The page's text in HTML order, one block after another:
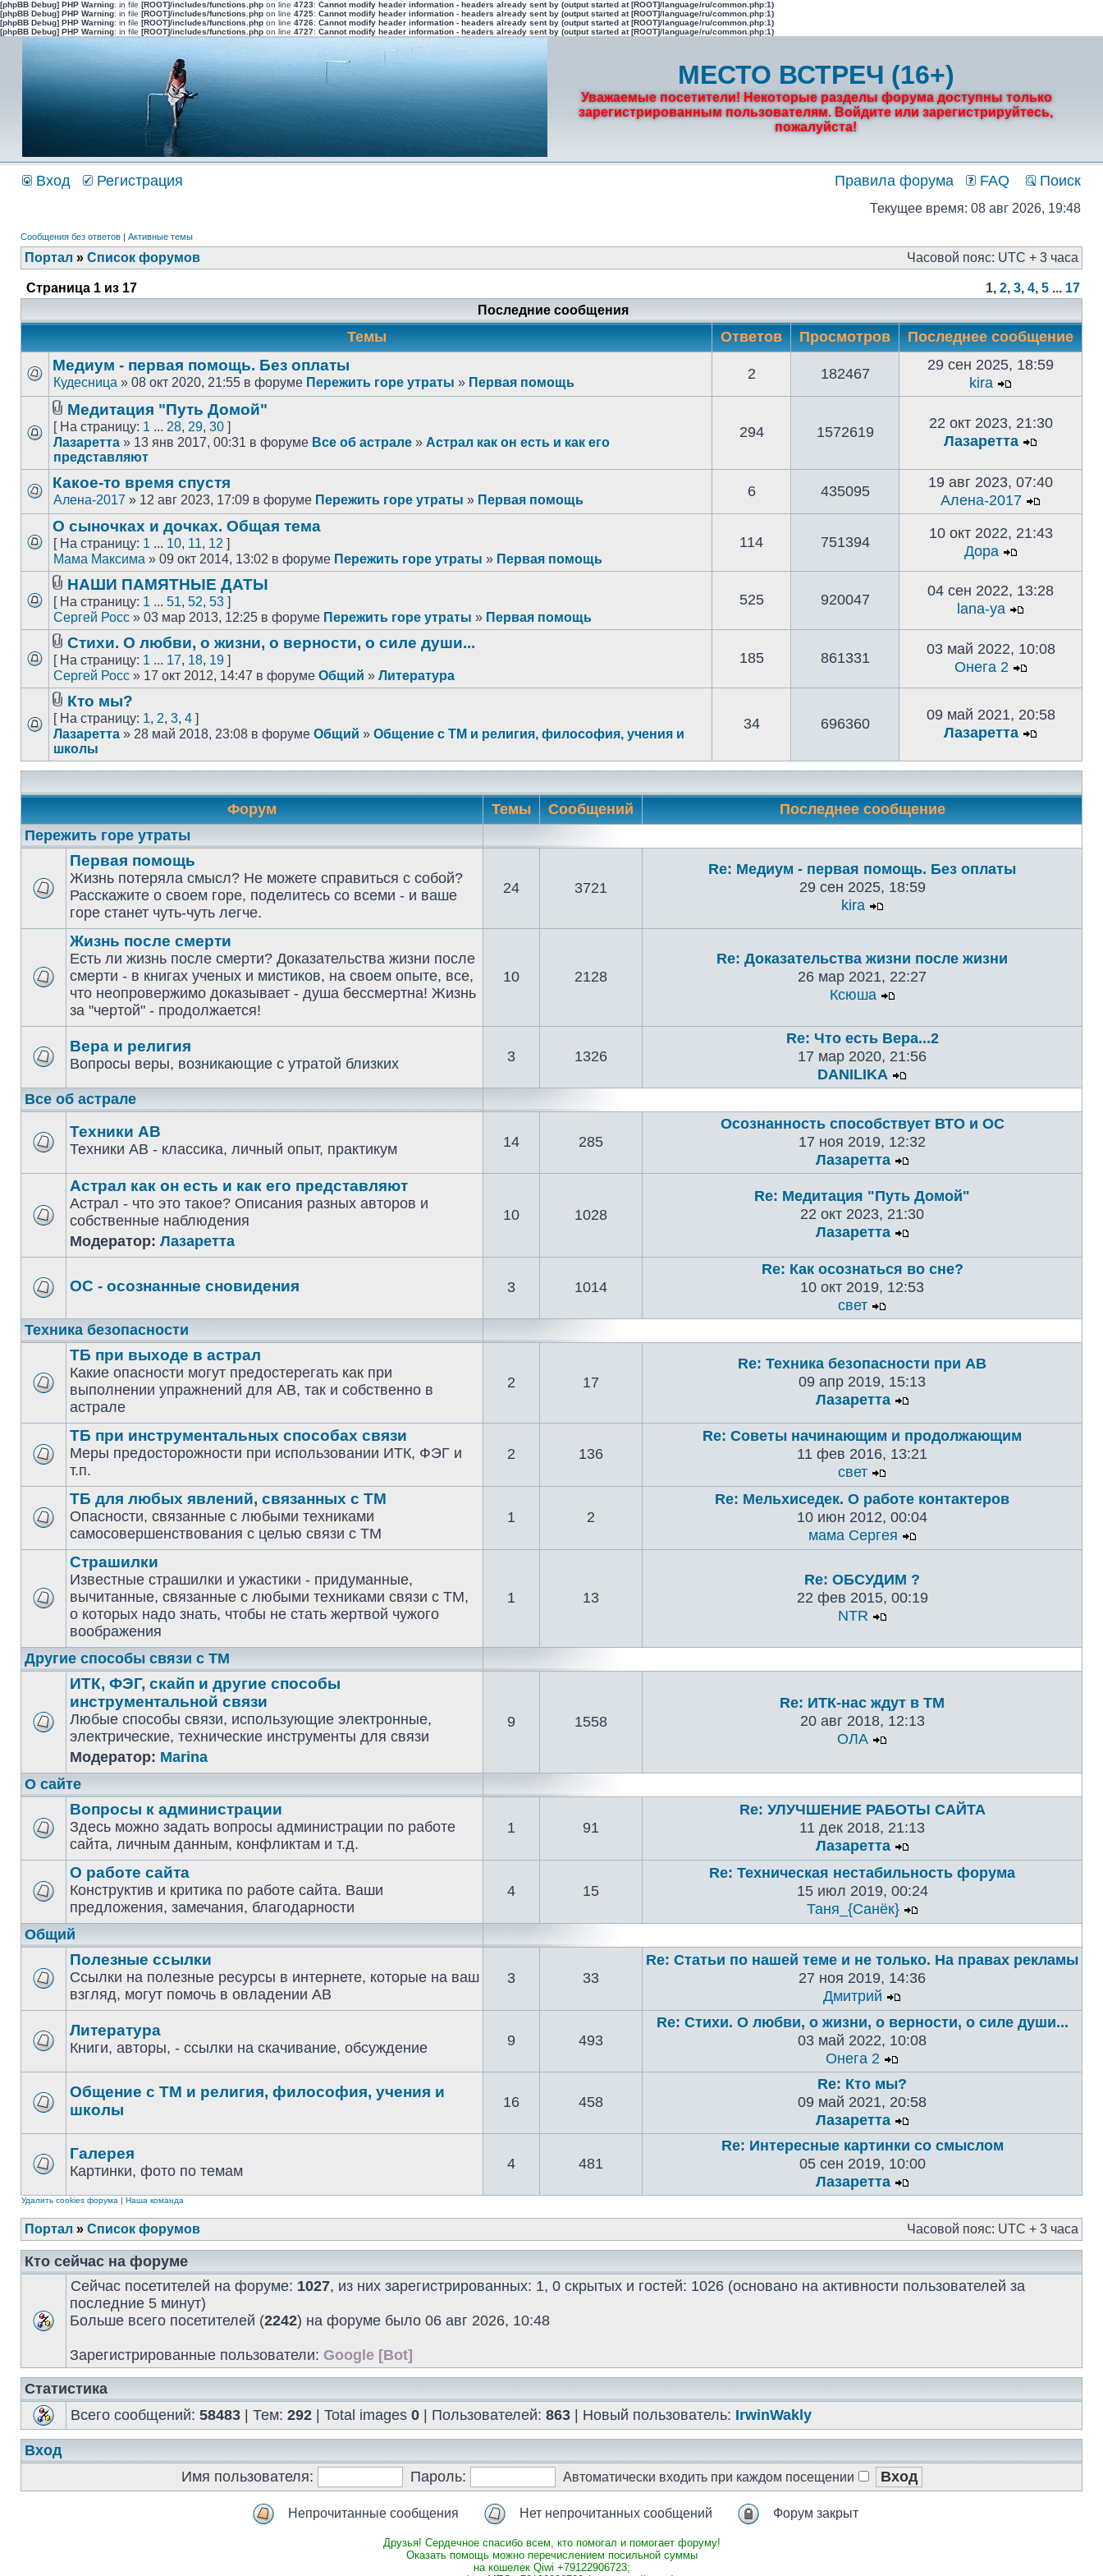
[phpBB Debug] PHP Warning: in file [ROOT]/includes/functions.php on line 4723: Cannot modify header information - headers already sent by (output started at [ROOT]/language/ru/common.php:1)
[phpBB Debug] PHP Warning: in file [ROOT]/includes/functions.php on line 4725: Cannot modify header information - headers already sent by (output started at [ROOT]/language/ru/common.php:1)
[phpBB Debug] PHP Warning: in file [ROOT]/includes/functions.php on line 4726: Cannot modify header information - headers already sent by (output started at [ROOT]/language/ru/common.php:1)
[phpBB Debug] PHP Warning: in file [ROOT]/includes/functions.php on line 4727: Cannot modify header information - headers already sent by (output started at [ROOT]/language/ru/common.php:1)
МЕСТО ВСТРЕЧ (16+)
Уважаемые посетители! Некоторые разделы форума доступны только
зарегистрированным пользователям. Войдите или зарегистрируйтесь,
пожалуйста!
Вход Регистрация Правила форума FAQ Поиск
Текущее время: 08 авг 2026, 19:48
Сообщения без ответов | Активные темы
Портал » Список форумов Часовой пояс: UTC + 3 часа
Страница 1 из 17 1, 2, 3, 4, 5 ... 17
Последние сообщения
Темы Ответов Просмотров Последнее сообщение
Медиум - первая помощь. Без оплаты
Кудесница » 08 окт 2020, 21:55 в форуме Пережить горе утраты » Первая помощь
2 182467
29 сен 2025, 18:59
kira
Медитация "Путь Домой"
[ На страницу: 1 ... 28, 29, 30 ]
Лазаретта » 13 янв 2017, 00:31 в форуме Все об астрале » Астрал как он есть и как его
представляют
294 1572619
22 окт 2023, 21:30
Лазаретта
Какое-то время спустя
Алена-2017 » 12 авг 2023, 17:09 в форуме Пережить горе утраты » Первая помощь
6 435095
19 авг 2023, 07:40
Алена-2017
О сыночках и дочках. Общая тема
[ На страницу: 1 ... 10, 11, 12 ]
Мама Максима » 09 окт 2014, 13:02 в форуме Пережить горе утраты » Первая помощь
114 751394
10 окт 2022, 21:43
Дора
НАШИ ПАМЯТНЫЕ ДАТЫ
[ На страницу: 1 ... 51, 52, 53 ]
Сергей Росс » 03 мар 2013, 12:25 в форуме Пережить горе утраты » Первая помощь
525 920047
04 сен 2022, 13:28
lana-ya
Стихи. О любви, о жизни, о верности, о силе души...
[ На страницу: 1 ... 17, 18, 19 ]
Сергей Росс » 17 окт 2012, 14:47 в форуме Общий » Литература
185 861331
03 май 2022, 10:08
Онега 2
Кто мы?
[ На страницу: 1, 2, 3, 4 ]
Лазаретта » 28 май 2018, 23:08 в форуме Общий » Общение с ТМ и религия, философия, учения и
школы
34 696360
09 май 2021, 20:58
Лазаретта
Форум Темы Сообщений
Последнее сообщение
Пережить горе утраты
Первая помощь
Жизнь потеряла смысл? Не можете справиться с собой?
Расскажите о своем горе, поделитесь со всеми - и ваше
горе станет чуть-чуть легче.
24 3721
Re: Медиум - первая помощь. Без оплаты
29 сен 2025, 18:59
kira
Жизнь после смерти
Есть ли жизнь после смерти? Доказательства жизни после
смерти - в книгах ученых и мистиков, на своем опыте, все,
что неопровержимо доказывает - душа бессмертна! Жизнь
за "чертой" - продолжается!
10 2128
Re: Доказательства жизни после жизни
26 мар 2021, 22:27
Ксюша
Вера и религия
Вопросы веры, возникающие с утратой близких 3 1326
Re: Что есть Вера...2
17 мар 2020, 21:56
DANILIKA
Все об астрале
Техники АВ
Техники АВ - классика, личный опыт, практикум 14 285
Осознанность способствует ВТО и ОС
17 ноя 2019, 12:32
Лазаретта
Астрал как он есть и как его представляют
Астрал - что это такое? Описания разных авторов и
собственные наблюдения
Модератор: Лазаретта
10 1028
Re: Медитация "Путь Домой"
22 окт 2023, 21:30
Лазаретта
ОС - осознанные сновидения 3 1014
Re: Как осознаться во сне?
10 окт 2019, 12:53
свет
Техника безопасности
ТБ при выходе в астрал
Какие опасности могут предостерегать как при
выполнении упражнений для АВ, так и собственно в
астрале
2 17
Re: Техника безопасности при АВ
09 апр 2019, 15:13
Лазаретта
ТБ при инструментальных способах связи
Меры предосторожности при использовании ИТК, ФЭГ и
т.п.
2 136
Re: Советы начинающим и продолжающим
11 фев 2016, 13:21
свет
ТБ для любых явлений, связанных с ТМ
Опасности, связанные с любыми техниками
самосовершенствования с целью связи с ТМ
1 2
Re: Мельхиседек. О работе контактеров
10 июн 2012, 00:04
мама Сергея
Страшилки
Известные страшилки и ужастики - придуманные,
вычитанные, связанные с любыми техниками связи с ТМ,
о которых надо знать, чтобы не стать жертвой чужого
воображения
1 13
Re: ОБСУДИМ ?
22 фев 2015, 00:19
NTR
Другие способы связи с ТМ
ИТК, ФЭГ, скайп и другие способы
инструментальной связи
Любые способы связи, использующие электронные,
электрические, технические инструменты для связи
Модератор: Marina
9 1558
Re: ИТК-нас ждут в ТМ
20 авг 2018, 12:13
ОЛА
О сайте
Вопросы к администрации
Здесь можно задать вопросы администрации по работе
сайта, личным данным, конфликтам и т.д.
1 91
Re: УЛУЧШЕНИЕ РАБОТЫ САЙТА
11 дек 2018, 21:13
Лазаретта
О работе сайта
Конструктив и критика по работе сайта. Ваши
предложения, замечания, благодарности
4 15
Re: Техническая нестабильность форума
15 июл 2019, 00:24
Таня_{Санёк}
Общий
Полезные ссылки
Ссылки на полезные ресурсы в интернете, которые на ваш
взгляд, могут помочь в овладении АВ
3 33
Re: Статьи по нашей теме и не только. На правах рекламы
27 ноя 2019, 14:36
Дмитрий
Литература
Книги, авторы, - ссылки на скачивание, обсуждение 9 493
Re: Стихи. О любви, о жизни, о верности, о силе души...
03 май 2022, 10:08
Онега 2
Общение с ТМ и религия, философия, учения и
школы
16 458
Re: Кто мы?
09 май 2021, 20:58
Лазаретта
Галерея
Картинки, фото по темам 4 481
Re: Интересные картинки со смыслом
05 сен 2019, 10:00
Лазаретта
Удалить cookies форума | Наша команда
Портал » Список форумов Часовой пояс: UTC + 3 часа
Кто сейчас на форуме
Сейчас посетителей на форуме: 1027, из них зарегистрированных: 1, 0 скрытых и гостей: 1026 (основано на активности пользователей за
последние 5 минут)
Больше всего посетителей (2242) на форуме было 06 авг 2026, 10:48
Зарегистрированные пользователи: Google [Bot]
Статистика
Всего сообщений: 58483 | Тем: 292 | Total images 0 | Пользователей: 863 | Новый пользователь: IrwinWakly
Вход
Имя пользователя:
Пароль: Автоматически входить при каждом посещении
Непрочитанные сообщения Нет непрочитанных сообщений Форум закрыт
Друзья! Сердечное спасибо всем, кто помогал и помогает форуму!
Оказать помощь можно перечислением посильной суммы
на кошелек Qiwi +79122906723;